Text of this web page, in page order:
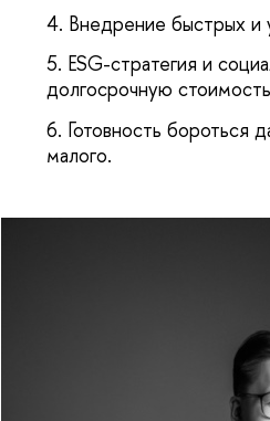
Внедрение быстрых и
ESG-стратегия и
долгосрочную
Готовность бороться
малого.